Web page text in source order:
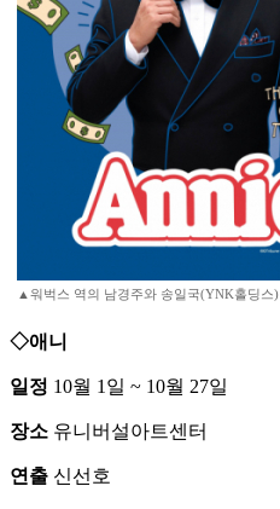
▲워벅스 역의 남경주와 송일국(YNK홀딩스)
◇애니
일정 10월 1일 ~ 10월 27일
장소 유니버설아트센터
연출 신선호